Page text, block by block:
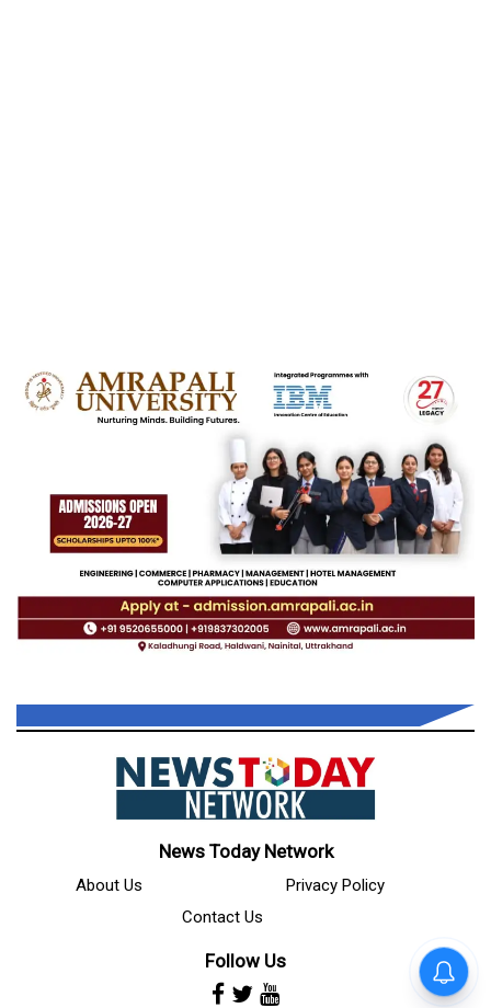
News Today Network
About Us
Privacy Policy
Contact Us
Follow Us